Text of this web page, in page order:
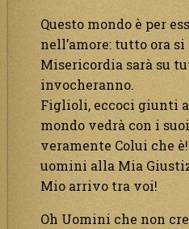
Questo mondo è per
nell’amore: tutto ora
Misericordia sarà su
invocheranno.
Figlioli, eccoci giunti
mondo vedrà con i
veramente Colui che
uomini alla Mia
Mio arrivo tra voi!
Oh Uomini che non